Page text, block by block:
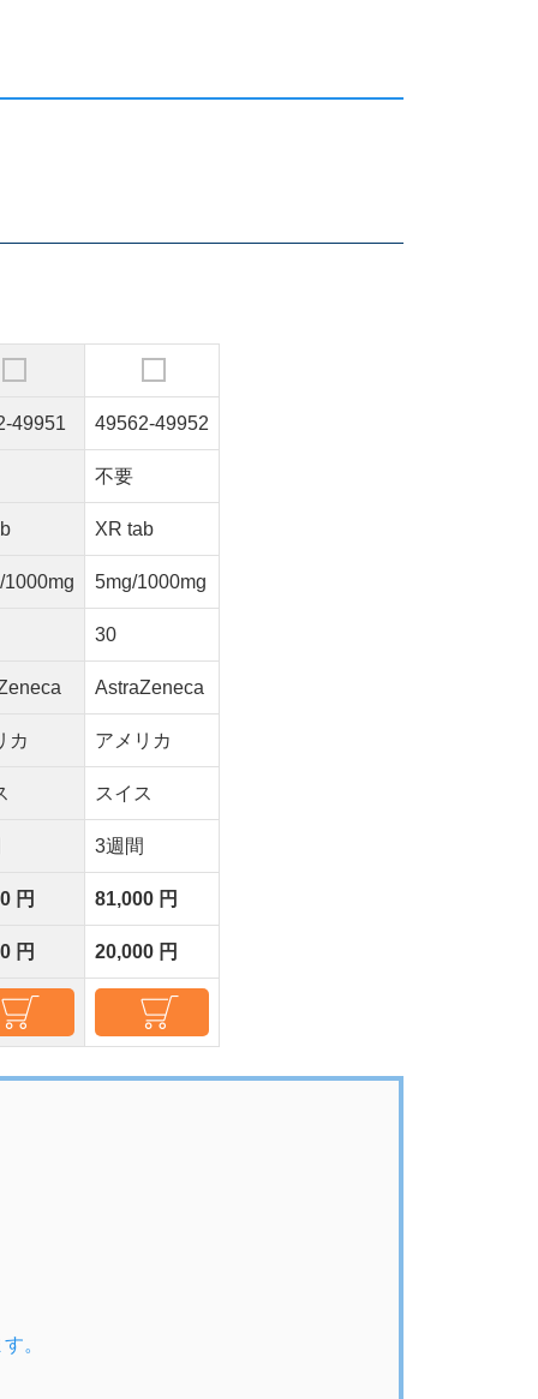
49951 49562-49952
不要
XR tab
1000mg 5mg/1000mg
30
AstraZeneca
カ アメリカ
スイス
3週間
円 81,000 円
円 20,000 円
。